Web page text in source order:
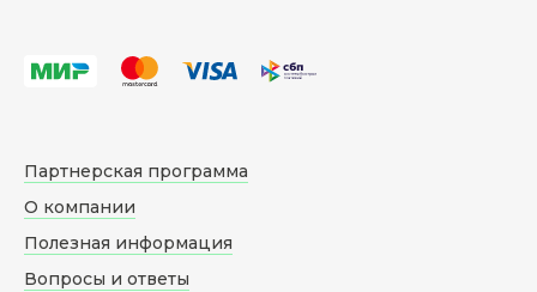
Партнерская программа
О компании
Полезная информация
Вопросы и ответы